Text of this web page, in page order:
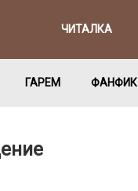
ЧИТАЛКА
ГАРЕМ ФАНФИК